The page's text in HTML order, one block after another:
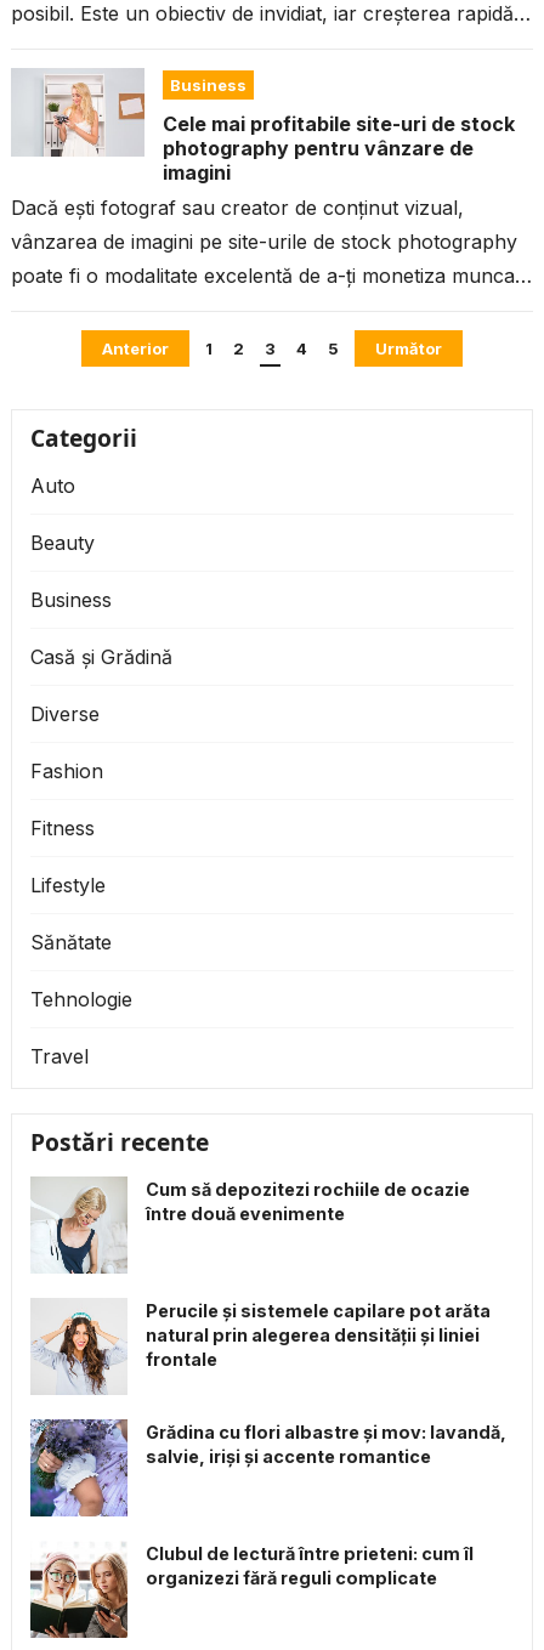
posibil. Este un obiectiv de invidiat, iar creșterea rapidă
Business
Cele mai profitabile site-uri de stock
photography pentru vânzare de
imagini
Dacă ești fotograf sau creator de conținut vizual,
vânzarea de imagini pe site-urile de stock photography
poate fi o modalitate excelentă de a-ți monetiza munca
PaginațieAnterior 1 2 3 4 5 Următor
Categorii
Auto
Beauty
Business
Casă și Grădină
Diverse
Fashion
Fitness
Lifestyle
Sănătate
Tehnologie
Travel
Postări recente
Cum să depozitezi rochiile de ocazie
între două evenimente
Perucile și sistemele capilare pot arăta
natural prin alegerea densității și liniei
frontale
Grădina cu flori albastre și mov: lavandă,
salvie, iriși și accente romantice
Clubul de lectură între prieteni: cum îl
organizezi fără reguli complicate